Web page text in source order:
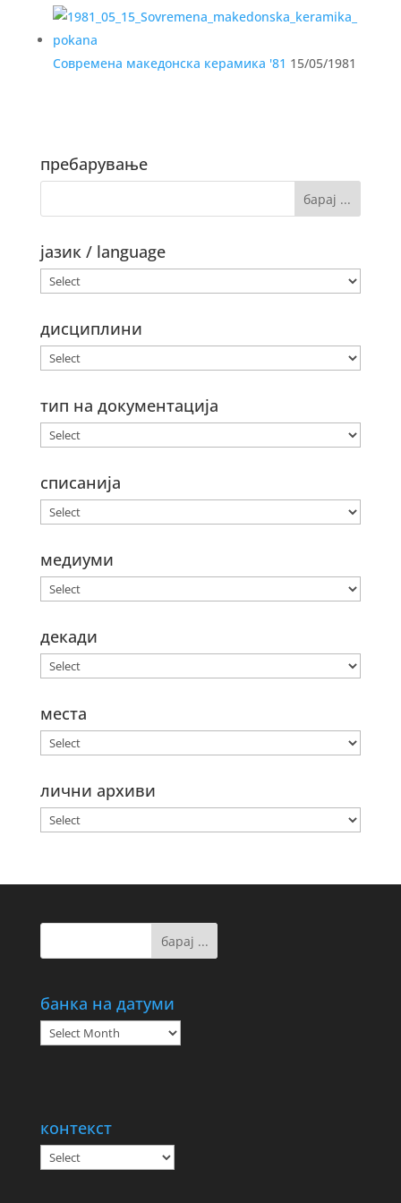
Современа македонска керамика '81 15/05/1981
пребарување
јазик / language
дисциплини
тип на документација
списанија
медиуми
декади
места
лични архиви
банка на датуми
банка
на
контекст